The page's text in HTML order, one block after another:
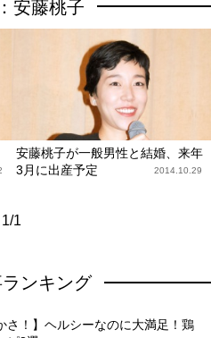
安藤桃子
安藤桃子が一般男性と結婚、来年
3月に出産予定
2014.10.29
1/1
ンキング
さ！】ヘルシーなのに大満足！鶏